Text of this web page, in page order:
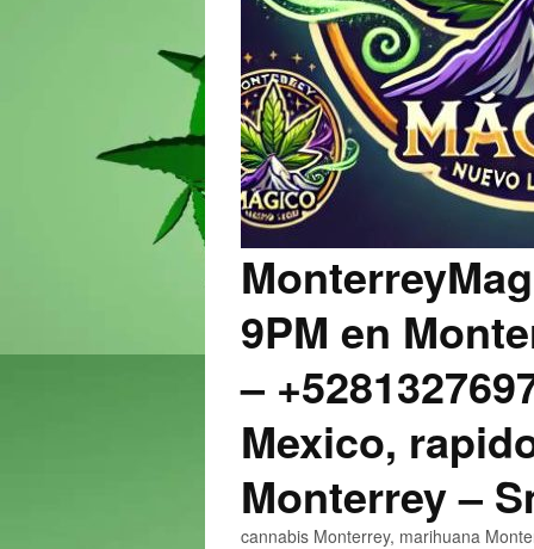
9PM en
–
Mexico,
Monterrey –
cannabis Monterrey, marihuana